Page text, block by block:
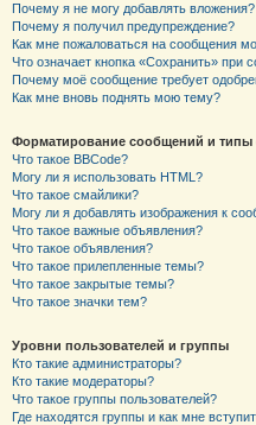
Почему я не могу добавлять вложения?
Почему я получил предупреждение?
Как мне пожаловаться на сообщения
Что означает кнопка «Сохранить» при
Почему моё сообщение требует
Как мне вновь поднять мою тему?
Форматирование сообщений и типы
Что такое BBCode?
Могу ли я использовать HTML?
Что такое смайлики?
Могу ли я добавлять изображения к
Что такое важные объявления?
Что такое объявления?
Что такое прилепленные темы?
Что такое закрытые темы?
Что такое значки тем?
Уровни пользователей и группы
Кто такие администраторы?
Кто такие модераторы?
Что такое группы пользователей?
Где находятся группы и как мне